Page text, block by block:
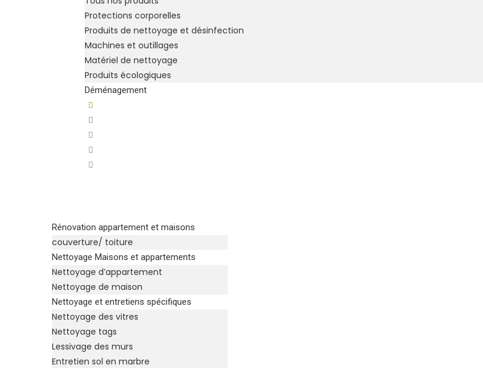
Protections corporelles
Produits de nettoyage et désinfection
Machines et outillages
Matériel de nettoyage
Produits écologiques
Déménagement
Rénovation appartement et maisons
couverture/ toiture
Nettoyage Maisons et appartements
Nettoyage d’appartement
Nettoyage de maison
Nettoyage et entretiens spécifiques
Nettoyage des vitres
Nettoyage tags
Lessivage des murs
Entretien sol en marbre